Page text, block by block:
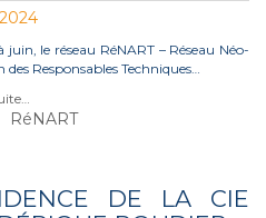
juin, le réseau RéNART – Réseau Néo-
des Responsables Techniques…
RéNART
DE LA CIE